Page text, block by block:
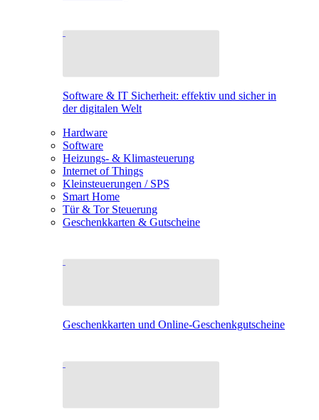
Software & IT Sicherheit: effektiv und sicher in
der digitalen Welt
Hardware
Software
Heizungs- & Klimasteuerung
Internet of Things
Kleinsteuerungen / SPS
Smart Home
Tür & Tor Steuerung
Geschenkkarten & Gutscheine
Geschenkkarten und Online-Geschenkgutscheine